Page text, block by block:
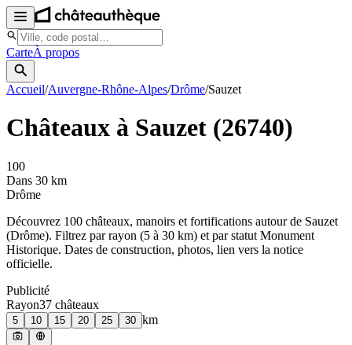
CarteÀ propos
Accueil/Auvergne-Rhône-Alpes/Drôme/Sauzet
Châteaux à Sauzet (26740)
100
Dans 30 km
Drôme
Découvrez 100 châteaux, manoirs et fortifications autour de Sauzet
(Drôme). Filtrez par rayon (5 à 30 km) et par statut Monument
Historique. Dates de construction, photos, lien vers la notice
officielle.
Publicité
Rayon37 châteaux
5 10 15 20 25 30 km